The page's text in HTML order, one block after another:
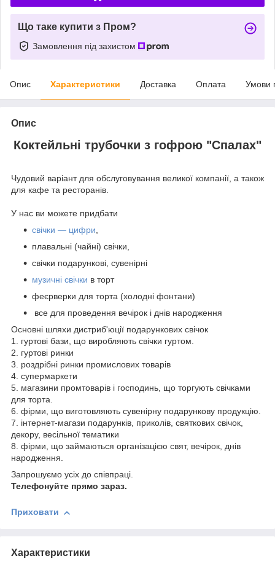
Що таке купити з Пром?
Замовлення під захистом
Опис Характеристики Доставка Оплата Умови
Опис
Коктейльні трубочки з гофрою "Спалах"
Чудовий варіант для обслуговування великої компанії, а також
для кафе та ресторанів.
У нас ви можете придбати
свічки — цифри,
плавальні (чайні) свічки,
свічки подарункові, сувенірні
музичні свічки в торт
феєрверки для торта (холодні фонтани)
все для проведення вечірок і днів народження
Основні шляхи дистриб'юції подарункових свічок
1. гуртові бази, що виробляють свічки гуртом.
2. гуртові ринки
3. роздрібні ринки промислових товарів
4. супермаркети
5. магазини промтоварів і господинь, що торгують свічками
для торта.
6. фірми, що виготовляють сувенірну подарункову продукцію.
7. інтернет-магази подарунків, приколів, святкових свічок,
декору, весільної тематики
8. фірми, що займаються організацією свят, вечірок, днів
народження.
Запрошуємо усіх до співпраці.
Телефонуйте прямо зараз.
Приховати
Характеристики